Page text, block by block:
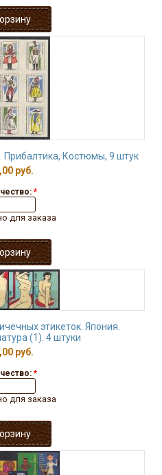
Прибалтика, Костюмы, 9 штук
руб.
*
для заказа
этикеток. Япония.
(1). 4 штуки
руб.
*
для заказа